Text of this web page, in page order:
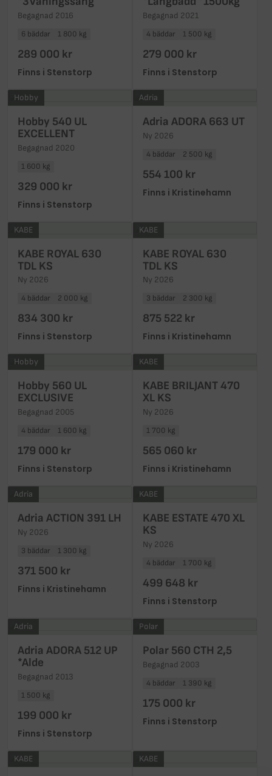
Begagnad 2016
6 bäddar 1 800 kg
289 000 kr
Finns i Stenstorp
Begagnad 2021
4 bäddar 1 500 kg
279 000 kr
Finns i Stenstorp
Hobby
Hobby 540 UL
EXCELLENT
Begagnad 2020
1 600 kg
329 000 kr
Finns i Stenstorp
Adria
Adria ADORA 663 UT
Ny 2026
4 bäddar 2 500 kg
554 100 kr
Finns i Kristinehamn
KABE
KABE ROYAL 630
TDL KS
Ny 2026
4 bäddar 2 000 kg
834 300 kr
Finns i Stenstorp
KABE
KABE ROYAL 630
TDL KS
Ny 2026
3 bäddar 2 300 kg
875 522 kr
Finns i Kristinehamn
Hobby
Hobby 560 UL
EXCLUSIVE
Begagnad 2005
4 bäddar 1 600 kg
179 000 kr
Finns i Stenstorp
KABE
KABE BRILJANT 470
XL KS
Ny 2026
1 700 kg
565 060 kr
Finns i Kristinehamn
Adria
Adria ACTION 391 LH
Ny 2026
3 bäddar 1 300 kg
371 500 kr
Finns i Kristinehamn
KABE
KABE ESTATE 470 XL
KS
Ny 2026
4 bäddar 1 700 kg
499 648 kr
Finns i Stenstorp
Adria
Adria ADORA 512 UP
*Alde
Begagnad 2013
1 500 kg
199 000 kr
Finns i Stenstorp
Polar
Polar 560 CTH 2,5
Begagnad 2003
4 bäddar 1 390 kg
175 000 kr
Finns i Stenstorp
KABE KABE